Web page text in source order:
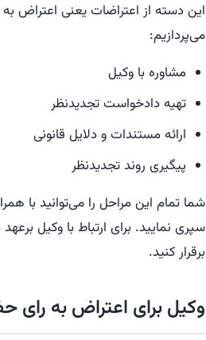
این دسته از اعتراضات یعنی اعتراض
می‌پردازیم:
مشاوره با وکیل
تهیه دادخواست تجدیدنظر
ارائه مستندات و دلایل قانونی
پیگیری روند تجدیدنظر
شما تمام این مراحل را می‌توانید با
برقرار کنید.
وکیل برای اعتراض به رای